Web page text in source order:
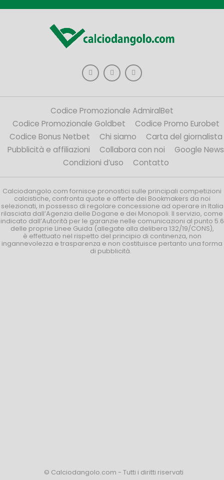
Codice Promozionale AdmiralBet
Codice Promozionale Goldbet
Codice Promo Eurobet
Codice Bonus Netbet
Chi siamo
Carta del giornalista
Pubblicità e affiliazioni
Collabora con noi
Google News
Condizioni d’uso
Contatto
Calciodangolo.com fornisce pronostici sulle principali competizioni
calcistiche, confronta quote e offerte dei Bookmakers da noi
selezionati, in possesso di regolare concessione ad operare in Italia
rilasciata dall’Agenzia delle Dogane e dei Monopoli. Il servizio, come
indicato dall’Autorità per le garanzie nelle comunicazioni al punto 5.6
delle proprie Linee Guida (allegate alla delibera 132/19/CONS),
è effettuato nel rispetto del principio di continenza, non
ingannevolezza e trasparenza e non costituisce pertanto una forma
di pubblicità.
© Calciodangolo.com - Tutti i diritti riservati